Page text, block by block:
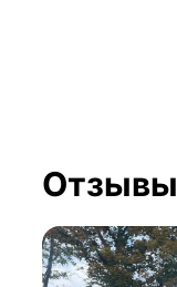
Отзывы